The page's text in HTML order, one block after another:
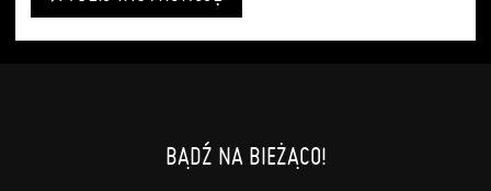
BĄDŹ NA BIEŻĄCO!